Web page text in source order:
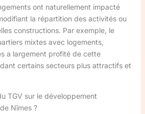
ont naturellement impacté
la répartition des activités ou
constructions. Par exemple, le
mixtes avec logements,
a largement profité de cette
certains secteurs plus attractifs et
TGV sur le développement
Nîmes ?